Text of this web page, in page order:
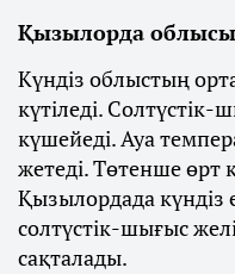
Қызылорда облысы
Күндіз облыстың
күтіледі.
күшейеді. Ауа
жетеді. Төтенше өрт
Қызылордада күндіз
солтүстік-шығыс
сақталады.